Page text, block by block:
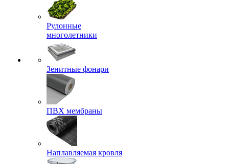
Рулонные
многолетники
Зенитные фонари
ПВХ мембраны
Наплавляемая кровля